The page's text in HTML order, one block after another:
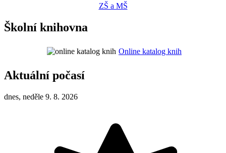
ZŠ a MŠ
Školní knihovna
Online katalog knih
Aktuální počasí
dnes, neděle 9. 8. 2026